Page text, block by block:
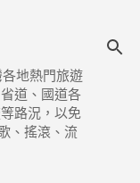
地熱門旅遊
道、國道各
路況，以免
、搖滾、流